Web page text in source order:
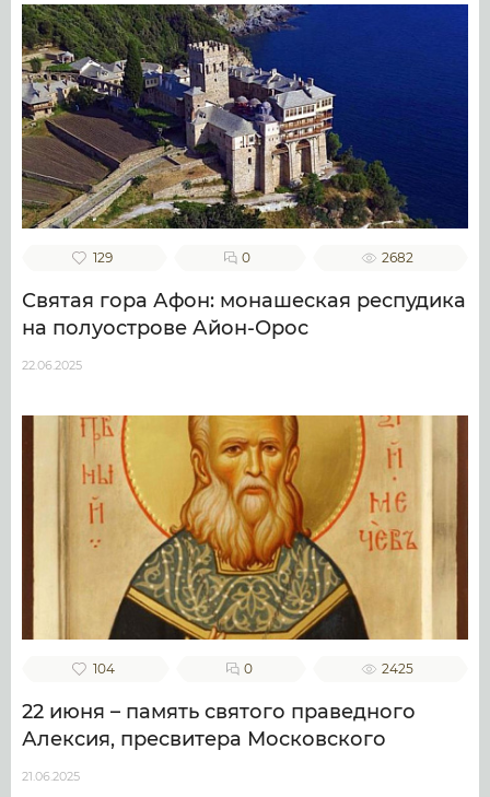
129 0 2682
Святая гора Афон: монашеская респудика
на полуострове Айон-Орос
22.06.2025
104 0 2425
22 июня – память святого праведного
Алексия, пресвитера Московского
21.06.2025